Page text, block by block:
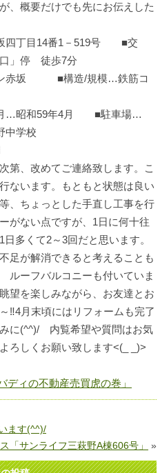
、概要だけでも先にお伝えした
四丁目14番1－519号 ■交
」停 徒歩7分
ン赤坂 ■構造/規模…鉄筋コ
…昭和59年4月 ■駐車場…
学校
第、改めてご連絡致します。こ
ないます。もともと状態は良い
、ちょっとした手直し工事を行
がない点ですが、1日に何十往
多くて2～3回だと思います。
足が解消できると考えることも
ーフバルコニーも付いていま
望を楽しみながら、お友達とお
月末頃にはリフォームも完了
に(^^)/ 内覧希望や質問はお気
ろしくお願い致します<(_ _)>
バディの不動産売買虎の巻」
ます(^^)/
「サンライフ三萩野A棟606号」
»